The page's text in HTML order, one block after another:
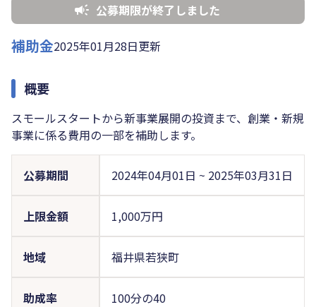
公募期限が終了しました
補助金2025年01月28日更新
概要
スモールスタートから新事業展開の投資まで、創業・新規
事業に係る費用の一部を補助します。
公募期間 2024年04月01日 ~ 2025年03月31日
上限金額 1,000万円
地域 福井県若狭町
助成率 100分の40